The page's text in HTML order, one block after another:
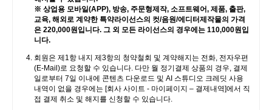
※ 상업용 모바일(APP), 방송, 주문형제작, 소프트웨어, 제품, 출판,
교육, 해외로 계약한 특약라이선스의 컷/음원/에디터제작물의 가격
은 220,000원입니다. 그 외 모든 라이선스의 경우에는 110,000원입
니다.
회원은 제1항 내지 제3항의 청약철회 및 계약해지는 전화, 전자우편
(E-Mail)로 요청할 수 있습니다. 다만 월 정기결제 상품의 경우, 결제
일로부터 7일 이내에 콘텐츠 다운로드 및 AI 스튜디오 크레딧 사용
내역이 없을 경우에는 [회사 사이트 - 마이페이지 – 결제내역]에서 직
접 결제 취소 및 해지를 신청할 수 있습니다.